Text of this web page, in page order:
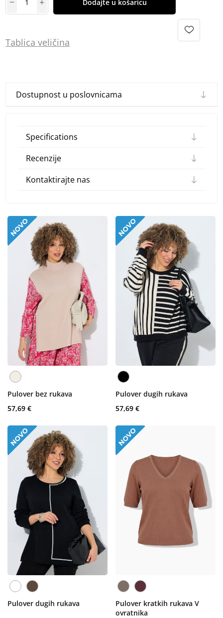
Dodajte u košaricu
Tablica veličina
Dostupnost u poslovnicama
Specifications
Recenzije
Kontaktirajte nas
Pulover bez rukava
57,69 €
Pulover dugih rukava
57,69 €
Pulover dugih rukava
Pulover kratkih rukava V
ovratnika